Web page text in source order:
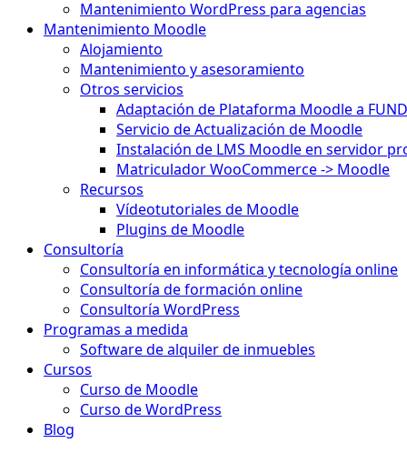
Mantenimiento WordPress para agencias
Mantenimiento Moodle
Alojamiento
Mantenimiento y asesoramiento
Otros servicios
Adaptación de Plataforma Moodle a
Servicio de Actualización de Moodle
Instalación de LMS Moodle en servidor
Matriculador WooCommerce -> Moodle
Recursos
Vídeotutoriales de Moodle
Plugins de Moodle
Consultoría
Consultoría en informática y tecnología online
Consultoría de formación online
Consultoría WordPress
Programas a medida
Software de alquiler de inmuebles
Cursos
Curso de Moodle
Curso de WordPress
Blog